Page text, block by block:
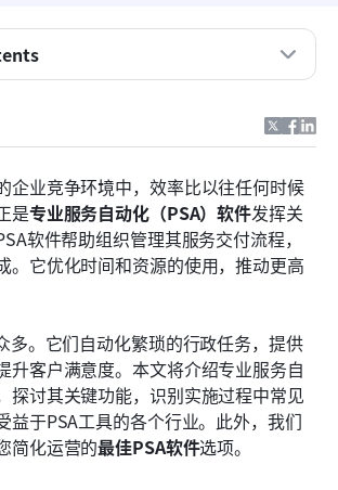
企业竞争环境中，效率比以往任何时候
是专业服务自动化（PSA）软件发挥关
软件帮助组织管理其服务交付流程，
。它优化时间和资源的使用，推动更高
多。它们自动化繁琐的行政任务，提供
升客户满意度。本文将介绍专业服务自
探讨其关键功能，识别实施过程中常见
益于PSA工具的各个行业。此外，我们
简化运营的最佳PSA软件选项。
自动化软件？
功能
服务管理软件选项
动化的趋势